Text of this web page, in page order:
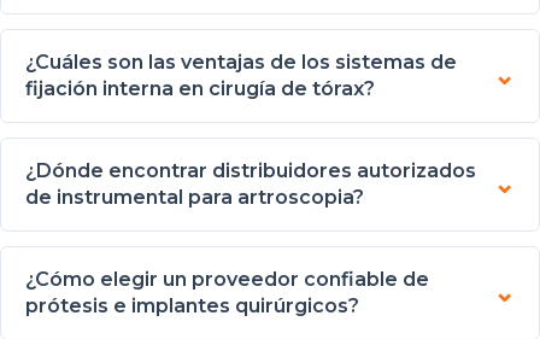
¿Cuáles son las ventajas de los sistemas de
fijación interna en cirugía de tórax?
¿Dónde encontrar distribuidores autorizados
de instrumental para artroscopia?
¿Cómo elegir un proveedor confiable de
prótesis e implantes quirúrgicos?